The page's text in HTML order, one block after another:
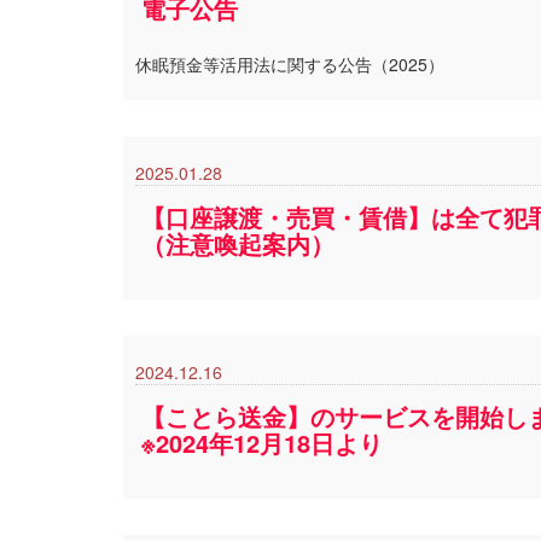
電子公告
休眠預金等活用法に関する公告（2025）
2025.01.28
【口座譲渡・売買・賃借】は全て犯
（注意喚起案内）
2024.12.16
【ことら送金】のサービスを開始し
※2024年12月18日より